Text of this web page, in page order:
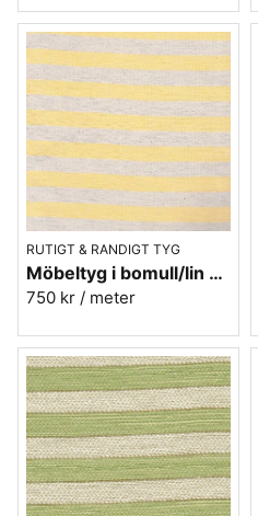
RUTIGT & RANDIGT TYG
Möbeltyg i bomull/lin - Hampus nr.10 gul
750 kr / meter